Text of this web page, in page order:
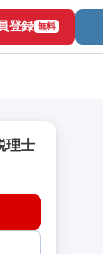
登録 無料
理士